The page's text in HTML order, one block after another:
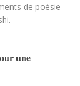
de poésie
une